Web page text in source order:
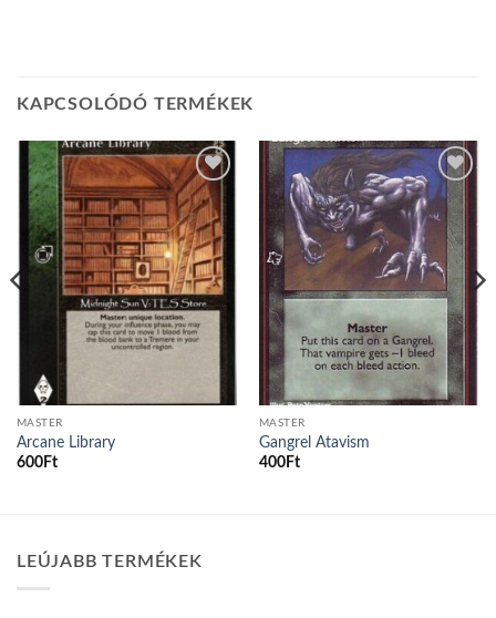
KAPCSOLÓDÓ TERMÉKEK
Add to
wishlist
MASTER
Arcane Library
600Ft
Add to
wishlist
MASTER
Gangrel Atavism
400Ft
LEÚJABB TERMÉKEK